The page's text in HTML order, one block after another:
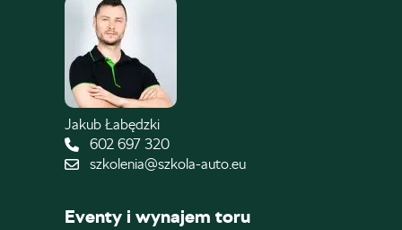
Jakub Łabędzki
602 697 320
szkolenia@szkola-auto.eu
Eventy i wynajem toru